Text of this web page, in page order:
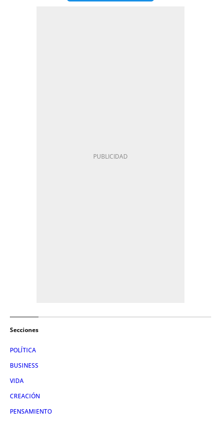
Secciones
POLÍTICA
BUSINESS
VIDA
CREACIÓN
PENSAMIENTO